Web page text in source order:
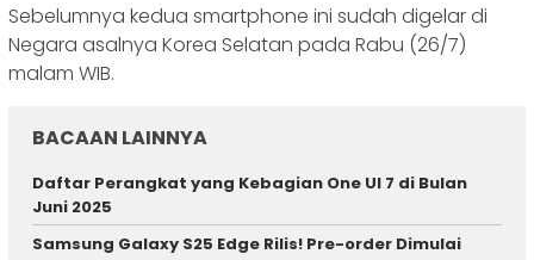
Sebelumnya kedua smartphone ini sudah digelar di
Negara asalnya Korea Selatan pada Rabu (26/7)
malam WIB.
BACAAN LAINNYA
Daftar Perangkat yang Kebagian One UI 7 di Bulan
Juni 2025
Samsung Galaxy S25 Edge Rilis! Pre-order Dimulai